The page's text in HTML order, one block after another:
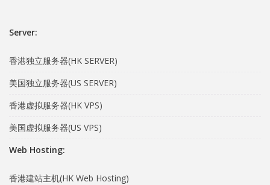
Server:
香港独立服务器(HK SERVER)
美国独立服务器(US SERVER)
香港虚拟服务器(HK VPS)
美国虚拟服务器(US VPS)
Web Hosting:
香港建站主机(HK Web Hosting)